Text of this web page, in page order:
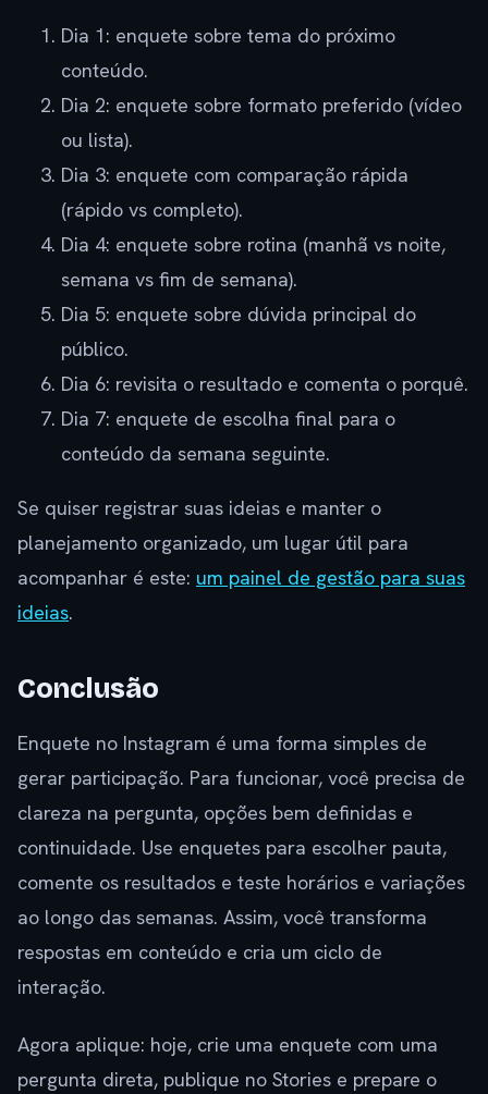
Dia 1: enquete sobre tema do próximo
conteúdo.
Dia 2: enquete sobre formato preferido (vídeo
ou lista).
Dia 3: enquete com comparação rápida
(rápido vs completo).
Dia 4: enquete sobre rotina (manhã vs noite,
semana vs fim de semana).
Dia 5: enquete sobre dúvida principal do
público.
Dia 6: revisita o resultado e comenta o porquê.
Dia 7: enquete de escolha final para o
conteúdo da semana seguinte.
Se quiser registrar suas ideias e manter o
planejamento organizado, um lugar útil para
acompanhar é este: um painel de gestão para suas
ideias.
Conclusão
Enquete no Instagram é uma forma simples de
gerar participação. Para funcionar, você precisa de
clareza na pergunta, opções bem definidas e
continuidade. Use enquetes para escolher pauta,
comente os resultados e teste horários e variações
ao longo das semanas. Assim, você transforma
respostas em conteúdo e cria um ciclo de
interação.
Agora aplique: hoje, crie uma enquete com uma
pergunta direta, publique no Stories e prepare o